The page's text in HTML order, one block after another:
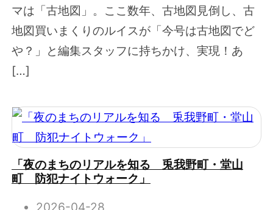
マは「古地図」。ここ数年、古地図見倒し、古
地図買いまくりのルイスが「今号は古地図でど
や？」と編集スタッフに持ちかけ、実現！あ
[…]
「夜のまちのリアルを知る 兎我野町・堂山
町 防犯ナイトウォーク」
2026-04-28